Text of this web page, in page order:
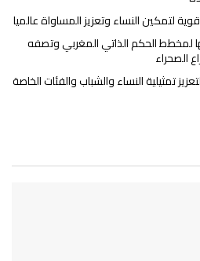
لتمكين النساء وتعزيز المساواة عالميا
لمخطط الحكم الذاتي المغربي وتصفه
الصحراء
تمثيلية النساء والشباب والفئات الخاصة